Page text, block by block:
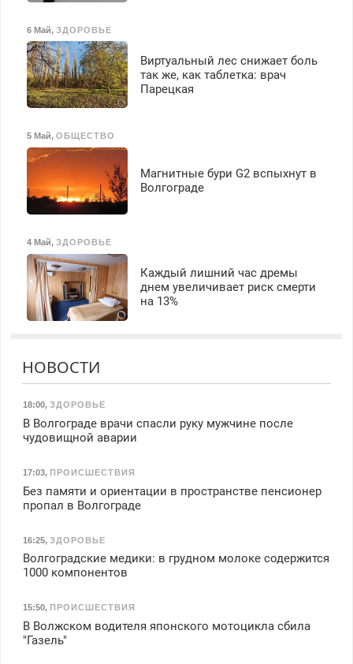
6 Май, ЗДОРОВЬЕ
Виртуальный лес снижает боль
так же, как таблетка: врач
Парецкая
5 Май, ОБЩЕСТВО
Магнитные бури G2 вспыхнут в
Волгограде
4 Май, ЗДОРОВЬЕ
Каждый лишний час дремы
днем увеличивает риск смерти
на 13%
НОВОСТИ
18:00, ЗДОРОВЬЕ
В Волгограде врачи спасли руку мужчине после
чудовищной аварии
17:03, ПРОИСШЕСТВИЯ
Без памяти и ориентации в пространстве пенсионер
пропал в Волгограде
16:25, ЗДОРОВЬЕ
Волгоградские медики: в грудном молоке содержится
1000 компонентов
15:50, ПРОИСШЕСТВИЯ
В Волжском водителя японского мотоцикла сбила
"Газель"